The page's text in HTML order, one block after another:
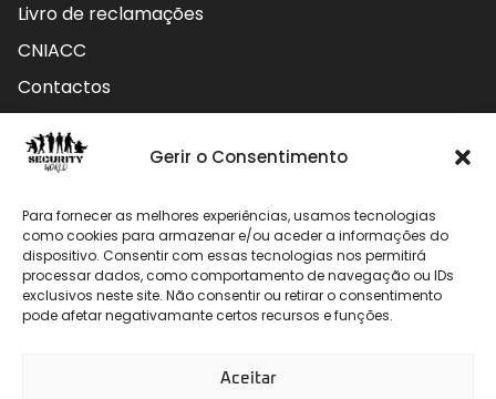
Gerir o Consentimento
Para fornecer as melhores experiências, usamos tecnologias
como cookies para armazenar e/ou aceder a informações do
dispositivo. Consentir com essas tecnologias nos permitirá
processar dados, como comportamento de navegação ou IDs
exclusivos neste site. Não consentir ou retirar o consentimento
pode afetar negativamante certos recursos e funções.
Aceitar
Livro de reclamações
CNIACC
Contactos
Contactos
912 009 740 (Chamada para rede móvel nacional)
geral@securityworld.pt